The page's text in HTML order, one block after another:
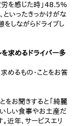
労を感じた時」48.5%
、といったきっかけがな
しながらドライブし
求めるドライバー多
めるもの・ことをお答
をお聞きすると「綺麗
いしい食事やお土産だ
近年、サービスエリ